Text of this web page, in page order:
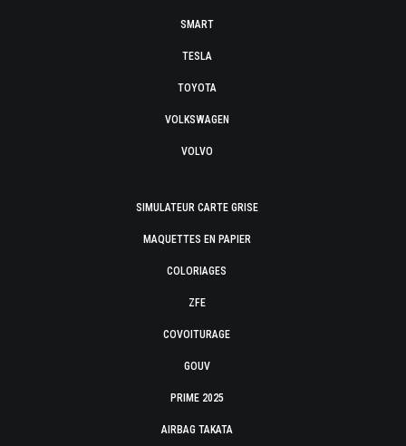
SMART
TESLA
TOYOTA
VOLKSWAGEN
VOLVO
SIMULATEUR CARTE GRISE
MAQUETTES EN PAPIER
COLORIAGES
ZFE
COVOITURAGE
GOUV
PRIME 2025
AIRBAG TAKATA